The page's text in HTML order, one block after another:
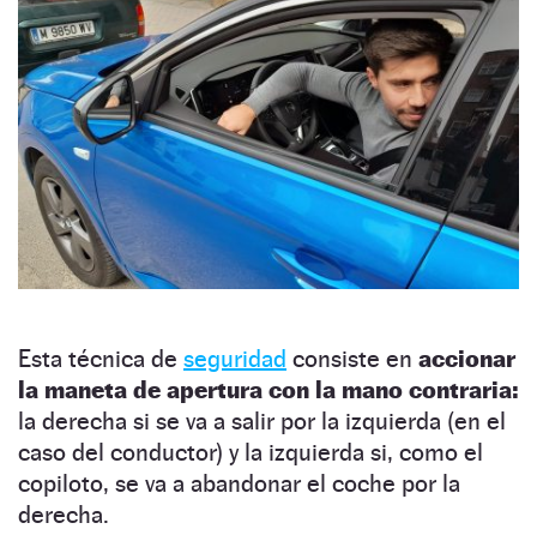
Esta técnica de seguridad consiste en accionar
la maneta de apertura con la mano contraria:
la derecha si se va a salir por la izquierda (en el
caso del conductor) y la izquierda si, como el
copiloto, se va a abandonar el coche por la
derecha.